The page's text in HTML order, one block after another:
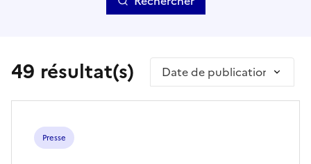
Trier par
49 résultat(s)
Presse